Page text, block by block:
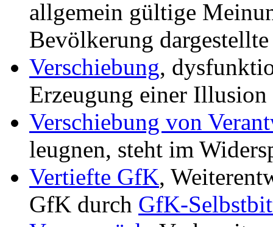
allgemein gültige
Bevölkerung
Verschiebung,
Erzeugung einer Illusion
Verschiebung von
leugnen, steht im
Vertiefte GfK,
GfK durch GfK-